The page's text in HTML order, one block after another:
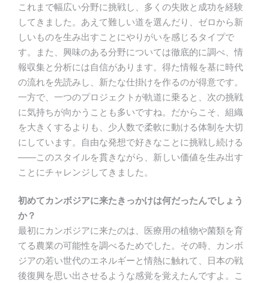
これまで幅広い分野に挑戦し、多くの失敗と成功を経験
してきました。あえて難しい道を選んだり、ゼロから新
しいものを生み出すことにやりがいを感じるタイプで
す。また、興味のある分野については徹底的に調べ、情
報収集と分析には自信があります。得た情報を基に時代
の流れを先読みし、新たな仕掛けを作るのが得意です。
一方で、一つのプロジェクトが軌道に乗ると、次の挑戦
に気持ちが向かうことも多いですね。だからこそ、組織
を大きくするよりも、少人数で柔軟に動ける体制を大切
にしています。自由な発想で好きなことに挑戦し続ける
——このスタイルを貫きながら、新しい価値を生み出す
ことにチャレンジしてきました。
初めてカンボジアに来たきっかけは何だったんでしょう
か？
最初にカンボジアに来たのは、医療用の植物や菌類を育
てる農業の可能性を調べるためでした。その時、カンボ
ジアの若い世代のエネルギーと情熱に触れて、日本の戦
後復興を思い出させるような感覚を覚えたんですよ。こ